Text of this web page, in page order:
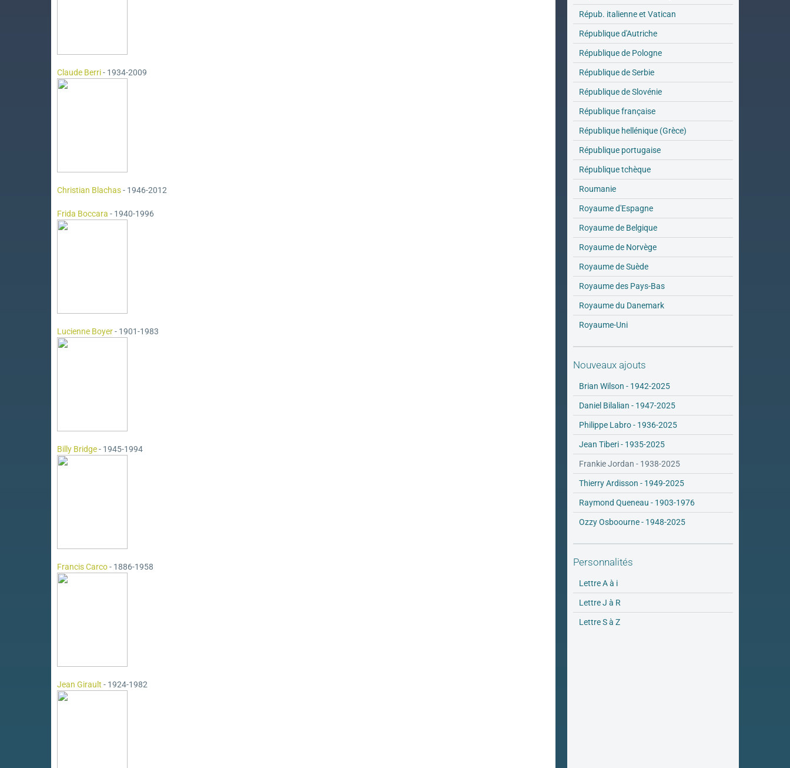
Claude Berri- 1934-2009
Christian Blachas- 1946-2012
Frida Boccara - 1940-1996
Lucienne Boyer- 1901-1983
Billy Bridge- 1945-1994
Francis Carco- 1886-1958
Jean Girault - 1924-1982
Répub. italienne et Vatican
République d'Autriche
République de Pologne
République de Serbie
République de Slovénie
République française
République hellénique (Grèce)
République portugaise
République tchèque
Roumanie
Royaume d'Espagne
Royaume de Belgique
Royaume de Norvège
Royaume de Suède
Royaume des Pays-Bas
Royaume du Danemark
Royaume-Uni
Nouveaux ajouts
Brian Wilson - 1942-2025
Daniel Bilalian - 1947-2025
Philippe Labro - 1936-2025
Jean Tiberi - 1935-2025
Frankie Jordan - 1938-2025
Thierry Ardisson - 1949-2025
Raymond Queneau - 1903-1976
Ozzy Osboourne - 1948-2025
Personnalités
Lettre A à i
Lettre J à R
Lettre S à Z